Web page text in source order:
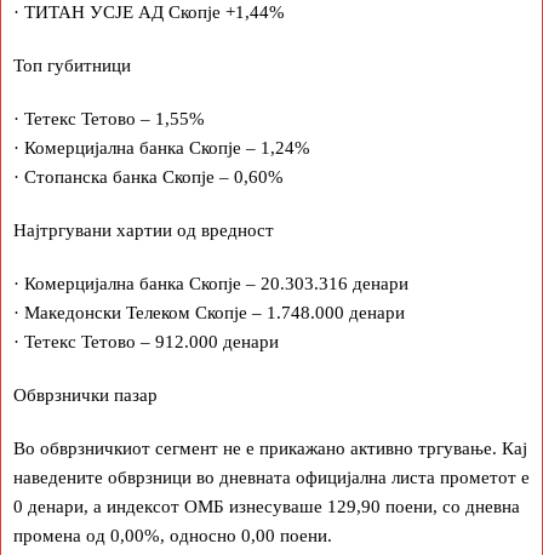
· ТИТАН УСЈЕ АД Скопје +1,44%
Топ губитници
· Тетекс Тетово – 1,55%
· Комерцијална банка Скопје – 1,24%
· Стопанска банка Скопје – 0,60%
Најтргувани хартии од вредност
· Комерцијална банка Скопје – 20.303.316 денари
· Македонски Телеком Скопје – 1.748.000 денари
· Тетекс Тетово – 912.000 денари
Обврзнички пазар
Во обврзничкиот сегмент не е прикажано активно тргување. Кај
наведените обврзници во дневната официјална листа прометот е
0 денари, а индексот ОМБ изнесуваше 129,90 поени, со дневна
промена од 0,00%, односно 0,00 поени.